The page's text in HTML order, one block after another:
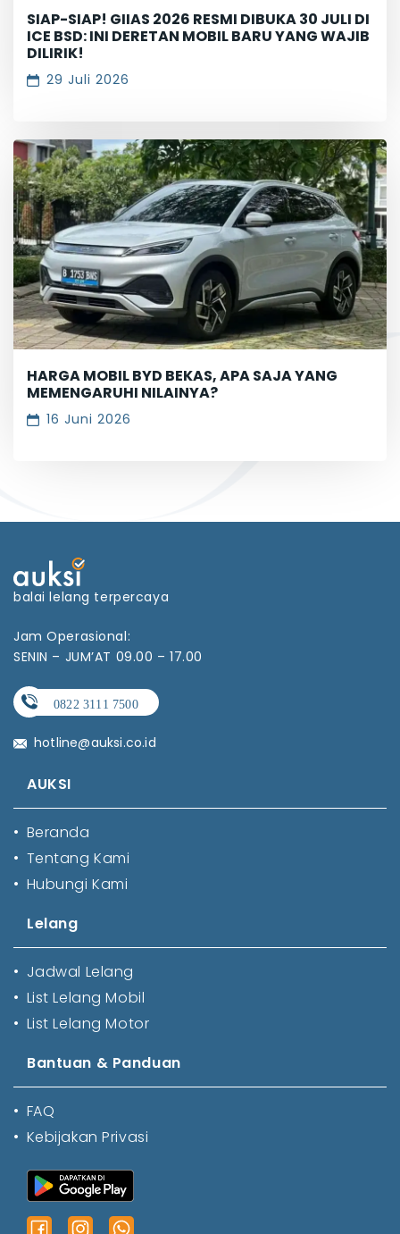
SIAP-SIAP! GIIAS 2026 RESMI DIBUKA 30 JULI DI
ICE BSD: INI DERETAN MOBIL BARU YANG WAJIB
DILIRIK!
29 Juli 2026
HARGA MOBIL BYD BEKAS, APA SAJA YANG
MEMENGARUHI NILAINYA?
16 Juni 2026
balai lelang terpercaya
Jam Operasional:
SENIN – JUM’AT 09.00 – 17.00
hotline@auksi.co.id
AUKSI
• Beranda
• Tentang Kami
• Hubungi Kami
Lelang
• Jadwal Lelang
• List Lelang Mobil
• List Lelang Motor
Bantuan & Panduan
• FAQ
• Kebijakan Privasi